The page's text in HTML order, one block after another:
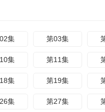
集 第03集
集 第11集
集 第19集
集 第27集